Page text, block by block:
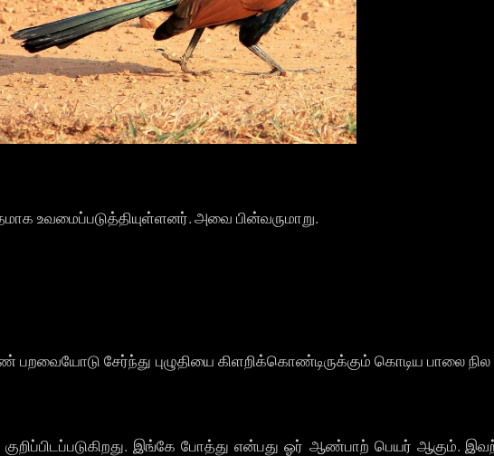
உவமைப்படுத்தியுள்ளனர். அவை பின்வருமாறு.
சேர்ந்து புழுதியை கிளறிக்கொண்டிருக்கும் கொடிய பாலை
இங்கே போத்து என்பது ஓர் ஆண்பாற் பெயர் ஆகும்.